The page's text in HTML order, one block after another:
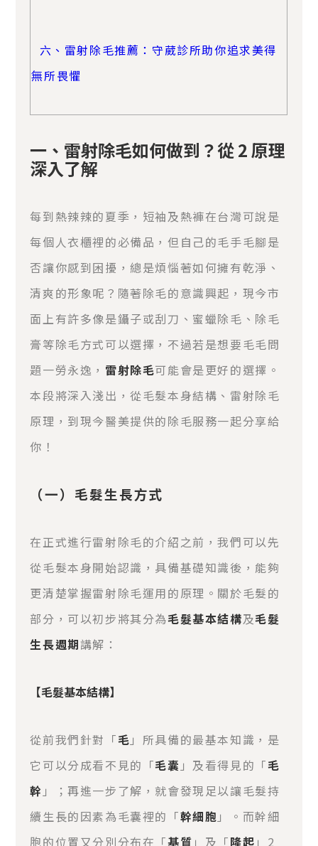
六、雷射除毛推薦：守葳診所助你追求美得
無所畏懼
一、雷射除毛如何做到？從 2 原理
深入了解
每到熱辣辣的夏季，短袖及熱褲在台灣可說是
每個人衣櫃裡的必備品，但自己的毛手毛腳是
否讓你感到困擾，總是煩惱著如何擁有乾淨、
清爽的形象呢？隨著除毛的意識興起，現今市
面上有許多像是鑷子或刮刀、蜜蠟除毛、除毛
膏等除毛方式可以選擇，不過若是想要毛毛問
題一勞永逸， 雷射除毛可能會是更好的選擇。
本段將深入淺出，從毛髮本身結構、雷射除毛
原理，到現今醫美提供的除毛服務一起分享給
你！
（一）毛髮生長方式
在正式進行雷射除毛的介紹之前，我們可以先
從毛髮本身開始認識，具備基礎知識後，能夠
更清楚掌握雷射除毛運用的原理。關於毛髮的
部分，可以初步將其分為毛髮基本結構及毛髮
生長週期講解：
【毛髮基本結構】
從前我們針對「毛 」所具備的最基本知識，是
它可以分成看不見的「毛囊 」及看得見的「毛
幹 」；再進一步了解，就會發現足以讓毛髮持
續生長的因素為毛囊裡的「幹細胞 」。而幹細
胞的位置又分別分布在「基質 」及「隆起 」2